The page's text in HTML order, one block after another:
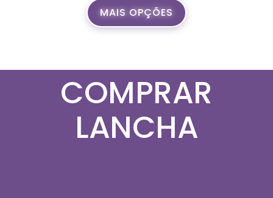
MAIS OPÇÕES
COMPRAR
LANCHA